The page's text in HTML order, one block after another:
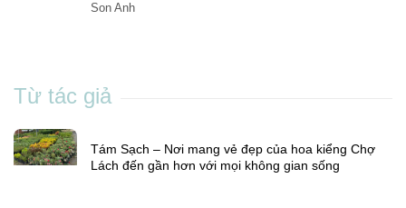
Son Anh
Từ tác giả
Tám Sạch – Nơi mang vẻ đẹp của hoa kiểng Chợ
Lách đến gần hơn với mọi không gian sống